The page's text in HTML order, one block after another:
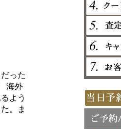
った
海外
よう
。ま